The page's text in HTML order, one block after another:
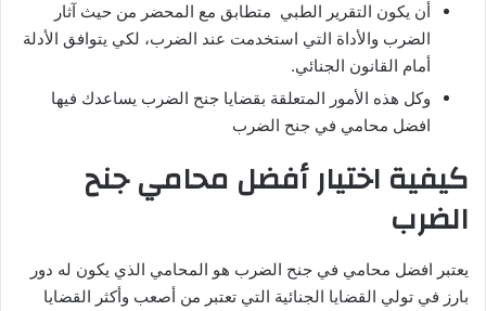
أن يكون التقرير الطبي متطابق مع المحضر من حيث آثار
الضرب والأداة التي استخدمت عند الضرب، لكي يتوافق الأدلة
أمام القانون الجنائي.
وكل هذه الأمور المتعلقة بقضايا جنح الضرب يساعدك فيها
افضل محامي في جنح الضرب
كيفية اختيار أفضل محامي جنح
الضرب
يعتبر افضل محامي في جنح الضرب هو المحامي الذي يكون له دور
بارز في تولي القضايا الجنائية التي تعتبر من أصعب وأكثر القضايا